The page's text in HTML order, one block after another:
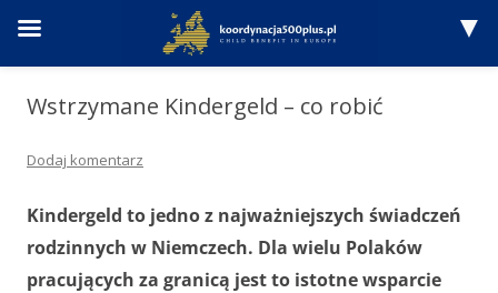
Przejdź
treści
Wstrzymane Kindergeld – co robić
Dodaj komentarz
Kindergeld to jedno z najważniejszych świadczeń
rodzinnych w Niemczech. Dla wielu Polaków
pracujących za granicą jest to istotne wsparcie